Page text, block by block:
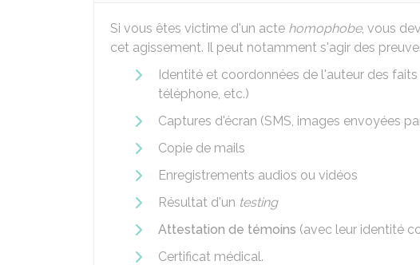
Si vous êtes victime d'un acte homophobe, vous
cet agissement. Il peut notamment s'agir des
Identité et coordonnées de l'auteur des
téléphone, etc.)
Captures d'écran (SMS, images envoyées
Copie de mails
Enregistrements audios ou vidéos
Résultat d'un testing
Attestation de témoins (avec leur identité
Certificat médical.